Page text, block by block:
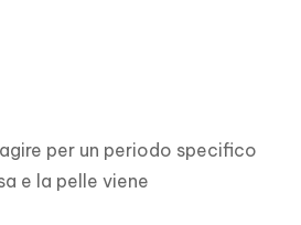
per un periodo specifico
e la pelle viene